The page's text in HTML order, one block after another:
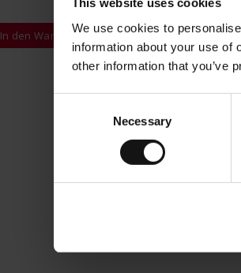
We use cookies to
information about your use of
other information that you’ve
Necessary
In den Warenkorb In